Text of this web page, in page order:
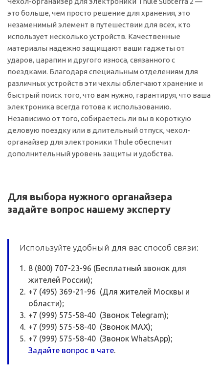
это больше, чем просто решение для хранения, это
незаменимый элемент в путешествии для всех, кто
использует несколько устройств. Качественные
материалы надежно защищают ваши гаджеты от
ударов, царапин и другого износа, связанного с
поездками. Благодаря специальным отделениям для
различных устройств эти чехлы облегчают хранение и
быстрый поиск того, что вам нужно, гарантируя, что ваша
электроника всегда готова к использованию.
Независимо от того, собираетесь ли вы в короткую
деловую поездку или в длительный отпуск, чехол-
органайзер для электроники Thule обеспечит
дополнительный уровень защиты и удобства.
Для выбора нужного органайзера
задайте вопрос нашему эксперту
Используйте удобный для вас способ связи:
8 (800) 707-23-96 (Бесплатный звонок для
жителей России);
+7 (495) 369-21-96 (Для жителей Москвы и
области);
+7 (999) 575-58-40 (Звонок Telegram);
+7 (999) 575-58-40 (Звонок MAX);
+7 (999) 575-58-40 (Звонок WhatsApp);
Задайте вопрос в чате.